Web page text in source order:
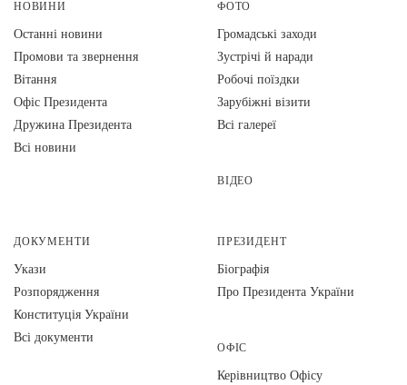
НОВИНИ
Останні новини
Промови та звернення
Вiтання
Офіс Президента
Дружина Президента
Всі новини
ФОТО
Громадські заходи
Зустрічі й наради
Робочі поїздки
Зарубіжні візити
Всі галереї
ВІДЕО
ДОКУМЕНТИ
Укази
Розпорядження
Конституція України
Всі документи
ПРЕЗИДЕНТ
Біографія
Про Президента України
ОФІС
Керівництво Офісу